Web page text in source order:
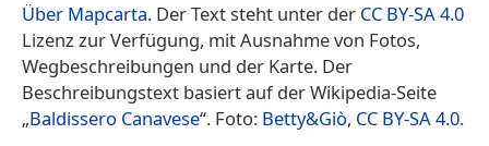
Über Mapcarta. Der Text steht unter der CC BY-SA 4.0
Lizenz zur Verfügung, mit Ausnahme von Fotos,
Wegbeschreibungen und der Karte. Der
Beschreibungstext basiert auf der Wikipedia-Seite
„Baldissero Canavese“. Foto: Betty&Giò, CC BY-SA 4.0.